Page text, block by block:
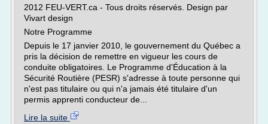
2012 FEU-VERT.ca - Tous droits réservés. Design par
Vivart design
Notre Programme
Depuis le 17 janvier 2010, le gouvernement du Québec a
pris la décision de remettre en vigueur les cours de
conduite obligatoires. Le Programme d'Éducation à la
Sécurité Routière (PESR) s'adresse à toute personne qui
n'est pas titulaire ou qui n'a jamais été titulaire d'un
permis apprenti conducteur de...
Lire la suite